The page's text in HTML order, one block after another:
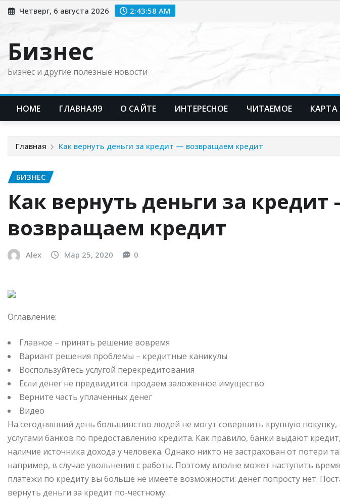
Перейти
к
Четверг, 6 августа 2026 2:43:59 AM
Бизнес
Бизнес и другие полезные новости
HOME ГЛАВНАЯ9 О САЙТЕ ИНТЕРЕСНОЕ ЧИТАЕМОЕ
Главная Как вернуть деньги за кредит — возвращаем кредит
БИЗНЕС
Как вернуть деньги за кредит
возвращаем кредит
Alex Мар 25, 2020 0
Оглавление:
Главное – принять решение вовремя
Вариант решения проблемы – кредитные каникулы
Воспользуйтесь услугой перекредитования
Если денег не предвидится: продаем заложенное имущество
Верните часть уплаченных денег
Видео
На сегодняшний день большинство людей не могут совершить крупную
услугами банков по предоставлению кредита. Как правило, банки выдают
наличие источника дохода у человека. Однако никто не застрахован от потери
например, в случае увольнения с работы. Поэтому вполне может наступить
платежи по кредиту вы больше не имеете возможности: денег попросту нет.
вернуть деньги за кредит по-честному.